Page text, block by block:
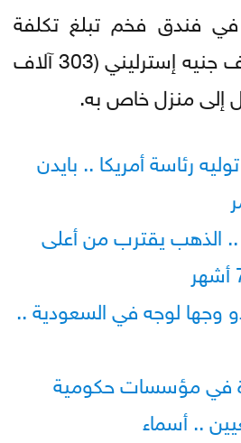
فندق فخم تبلغ تكلفة
الإقامة فيه 250 ألف جنيه إسترليني (303 آلاف
إلى منزل خاص به.
رئاسة أمريكا .. بايدن
.. الذهب يقترب من أعلى
وجها لوجه في السعودية ..
في مؤسسات حكومية
.. أسماء